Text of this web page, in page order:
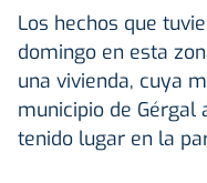
Los hechos que
domingo en esta
una vivienda, cuya
municipio de Gérgal
tenido lugar en la